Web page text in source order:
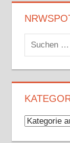
Suchen
nach:
Kategorien